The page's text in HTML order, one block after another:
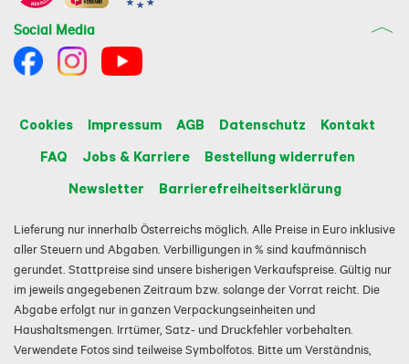
Social Media
Cookies Impressum AGB Datenschutz
Kontakt
FAQ
Jobs & Karriere
Bestellung widerrufen
Newsletter
Barrierefreiheitserklärung
Lieferung nur innerhalb Österreichs möglich. Alle Preise in Euro inklusive
aller Steuern und Abgaben. Verbilligungen in % sind kaufmännisch
gerundet. Stattpreise sind unsere bisherigen Verkaufspreise. Gültig nur
im jeweils angegebenen Zeitraum bzw. solange der Vorrat reicht. Die
Abgabe erfolgt nur in ganzen Verpackungseinheiten und
Haushaltsmengen. Irrtümer, Satz- und Druckfehler vorbehalten.
Verwendete Fotos sind teilweise Symbolfotos. Bitte um Verständnis,